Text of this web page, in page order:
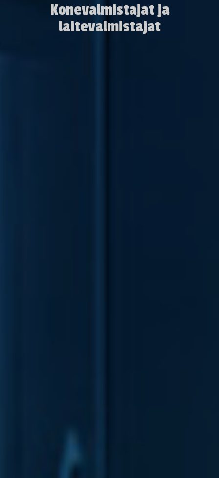
Konevalmistajat ja
laitevalmistajat